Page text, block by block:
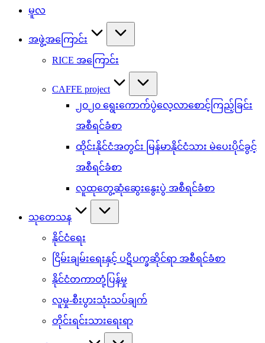
မူလ
အဖွဲ့အကြောင်း
RICE အကြောင်း
CAFFE project
၂၀၂၀ ရွေးကောက်ပွဲလေ့လာစောင့်ကြည့်ခြင်း
အစီရင်ခံစာ
ထိုင်းနိုင်ငံအတွင်း မြန်မာနိုင်ငံသား မဲပေးပိုင်ခွင့်
အစီရင်ခံစာ
လူထုတွေ့ဆုံဆွေးနွေးပွဲ အစီရင်ခံစာ
သုတေသန
နိုင်ငံရေး
ငြိမ်းချမ်းရေးနှင့် ပဋိပက္ခဆိုင်ရာ အစီရင်ခံစာ
နိုင်ငံတကာတုံ့ပြန်မှု
လူမှု-စီးပွားသုံးသပ်ချက်
တိုင်းရင်းသားရေးရာ